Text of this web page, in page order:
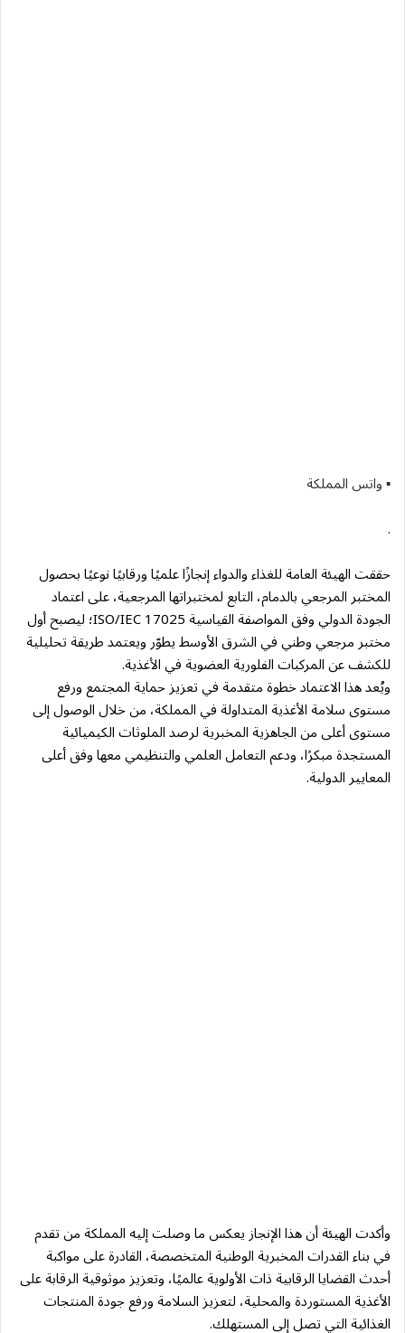
▪︎ واتس المملكة
.
حققت الهيئة العامة للغذاء والدواء إنجازًا علميًا ورقابيًا نوعيًا بحصول
المختبر المرجعي بالدمام، التابع لمختبراتها المرجعية، على اعتماد
الجودة الدولي وفق المواصفة القياسية ISO/IEC 17025؛ ليصبح أول
مختبر مرجعي وطني في الشرق الأوسط يطوّر ويعتمد طريقة تحليلية
للكشف عن المركبات الفلورية العضوية في الأغذية.
ويُعد هذا الاعتماد خطوة متقدمة في تعزيز حماية المجتمع ورفع
مستوى سلامة الأغذية المتداولة في المملكة، من خلال الوصول إلى
مستوى أعلى من الجاهزية المخبرية لرصد الملوثات الكيميائية
المستجدة مبكرًا، ودعم التعامل العلمي والتنظيمي معها وفق أعلى
المعايير الدولية.
وأكدت الهيئة أن هذا الإنجاز يعكس ما وصلت إليه المملكة من تقدم
في بناء القدرات المخبرية الوطنية المتخصصة، القادرة على مواكبة
أحدث القضايا الرقابية ذات الأولوية عالميًا، وتعزيز موثوقية الرقابة على
الأغذية المستوردة والمحلية، لتعزيز السلامة ورفع جودة المنتجات
الغذائية التي تصل إلى المستهلك.